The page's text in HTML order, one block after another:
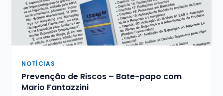
NOTÍCIAS
Prevenção de Riscos – Bate-papo com
Mario Fantazzini